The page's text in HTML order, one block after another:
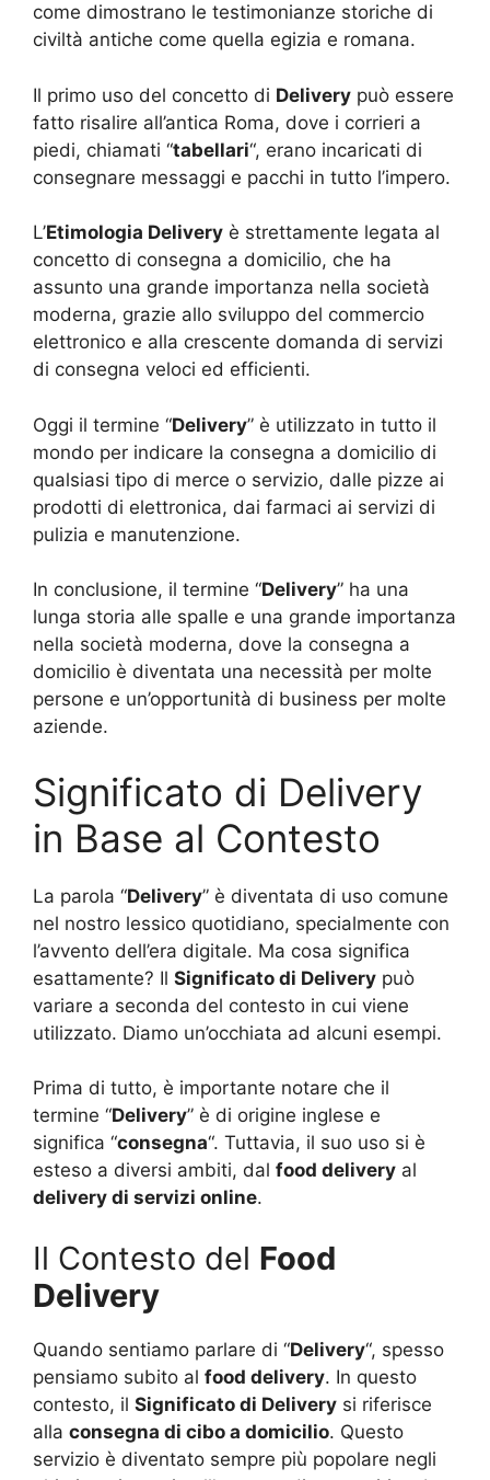
come dimostrano le testimonianze storiche di
civiltà antiche come quella egizia e romana.
Il primo uso del concetto di Delivery può essere
fatto risalire all’antica Roma, dove i corrieri a
piedi, chiamati “tabellari“, erano incaricati di
consegnare messaggi e pacchi in tutto l’impero.
L’Etimologia Delivery è strettamente legata al
concetto di consegna a domicilio, che ha
assunto una grande importanza nella società
moderna, grazie allo sviluppo del commercio
elettronico e alla crescente domanda di servizi
di consegna veloci ed efficienti.
Oggi il termine “Delivery” è utilizzato in tutto il
mondo per indicare la consegna a domicilio di
qualsiasi tipo di merce o servizio, dalle pizze ai
prodotti di elettronica, dai farmaci ai servizi di
pulizia e manutenzione.
In conclusione, il termine “Delivery” ha una
lunga storia alle spalle e una grande importanza
nella società moderna, dove la consegna a
domicilio è diventata una necessità per molte
persone e un’opportunità di business per molte
aziende.
Significato di Delivery
in Base al Contesto
La parola “Delivery” è diventata di uso comune
nel nostro lessico quotidiano, specialmente con
l’avvento dell’era digitale. Ma cosa significa
esattamente? Il Significato di Delivery può
variare a seconda del contesto in cui viene
utilizzato. Diamo un’occhiata ad alcuni esempi.
Prima di tutto, è importante notare che il
termine “Delivery” è di origine inglese e
significa “consegna“. Tuttavia, il suo uso si è
esteso a diversi ambiti, dal food delivery al
delivery di servizi online.
Il Contesto del Food
Delivery
Quando sentiamo parlare di “Delivery“, spesso
pensiamo subito al food delivery. In questo
contesto, il Significato di Delivery si riferisce
alla consegna di cibo a domicilio. Questo
servizio è diventato sempre più popolare negli